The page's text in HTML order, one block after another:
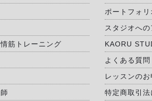
筋トレーニング
ポートフォリ
スタジオへの
KAORU
よくある質問
レッスンの
特定商取引